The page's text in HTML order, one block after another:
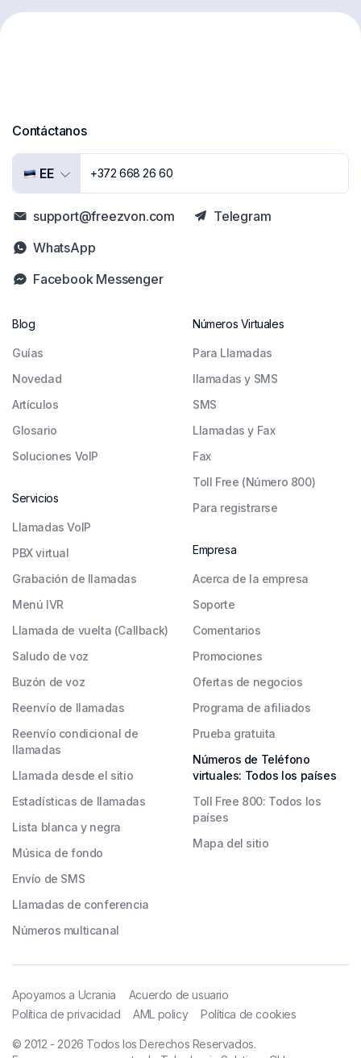
Contáctanos
EE +372 668 26 60
support@freezvon.com
Facebook Messenger
Telegram
WhatsApp
Blog
Guías
Novedad
Artículos
Glosario
Soluciones VoIP
Servicios
Llamadas VoIP
PBX virtual
Grabación de llamadas
Menú IVR
Llamada de vuelta (Callback)
Saludo de voz
Buzón de voz
Reenvío de llamadas
Reenvío condicional de
llamadas
Llamada desde el sitio
Estadísticas de llamadas
Lista blanca y negra
Música de fondo
Envío de SMS
Llamadas de conferencia
Números multicanal
Números Virtuales
Para Llamadas
llamadas y SMS
SMS
Llamadas y Fax
Fax
Toll Free (Número 800)
Para registrarse
Empresa
Acerca de la empresa
Soporte
Comentarios
Promociones
Ofertas de negocios
Programa de afiliados
Prueba gratuita
Números de Teléfono
virtuales: Todos los países
Toll Free 800: Todos los
países
Mapa del sitio
Apoyamos a Ucrania
Acuerdo de usuario
Política de privacidad
AML policy Política de cookies
© 2012 - 2026 Todos los Derechos Reservados.